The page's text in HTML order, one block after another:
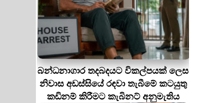
බන්ධනාගාර තදබදයට විකල්පයක් ලෙස
නිවාස අඩස්සියේ රඳවා තැබීමේ කටයුතු
කඩිනම් කිරීමට කැබිනට් අනුමැතිය